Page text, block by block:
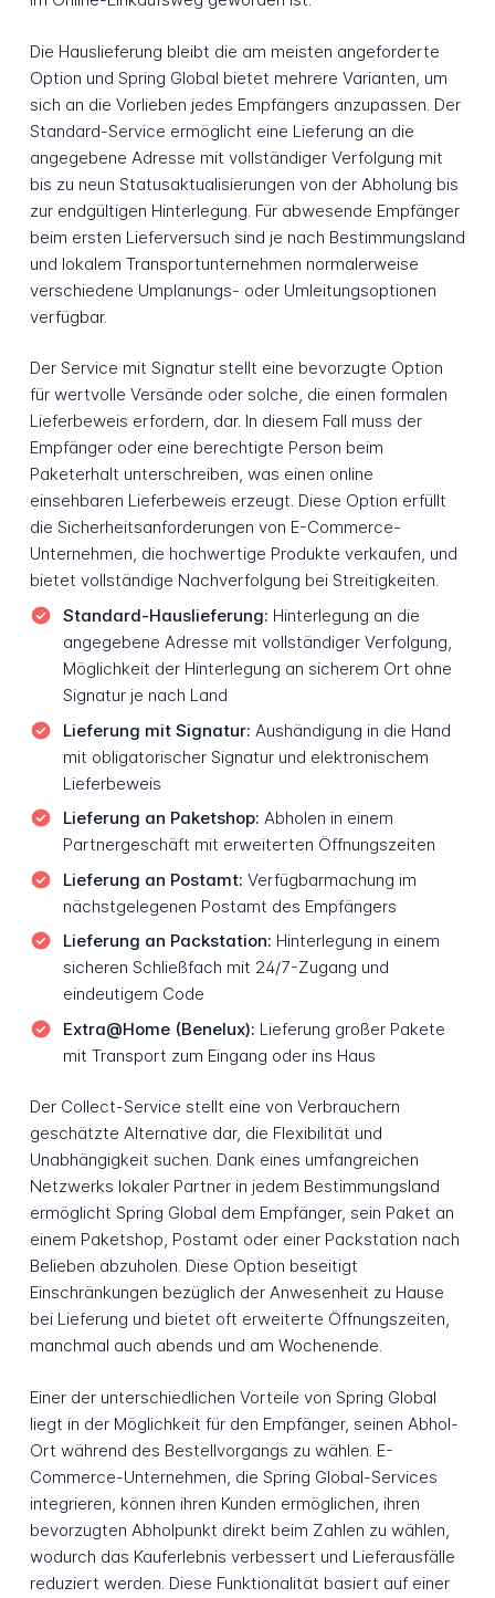
Die Hauslieferung bleibt die am meisten angeforderte
Option und Spring Global bietet mehrere Varianten, um
sich an die Vorlieben jedes Empfängers anzupassen. Der
Standard-Service ermöglicht eine Lieferung an die
angegebene Adresse mit vollständiger Verfolgung mit
bis zu neun Statusaktualisierungen von der Abholung bis
zur endgültigen Hinterlegung. Für abwesende Empfänger
beim ersten Lieferversuch sind je nach Bestimmungsland
und lokalem Transportunternehmen normalerweise
verschiedene Umplanungs- oder Umleitungsoptionen
verfügbar.
Der Service mit Signatur stellt eine bevorzugte Option
für wertvolle Versände oder solche, die einen formalen
Lieferbeweis erfordern, dar. In diesem Fall muss der
Empfänger oder eine berechtigte Person beim
Paketerhalt unterschreiben, was einen online
einsehbaren Lieferbeweis erzeugt. Diese Option erfüllt
die Sicherheitsanforderungen von E-Commerce-
Unternehmen, die hochwertige Produkte verkaufen, und
bietet vollständige Nachverfolgung bei Streitigkeiten.
Standard-Hauslieferung: Hinterlegung an die
angegebene Adresse mit vollständiger Verfolgung,
Möglichkeit der Hinterlegung an sicherem Ort ohne
Signatur je nach Land
Lieferung mit Signatur: Aushändigung in die Hand
mit obligatorischer Signatur und elektronischem
Lieferbeweis
Lieferung an Paketshop: Abholen in einem
Partnergeschäft mit erweiterten Öffnungszeiten
Lieferung an Postamt: Verfügbarmachung im
nächstgelegenen Postamt des Empfängers
Lieferung an Packstation: Hinterlegung in einem
sicheren Schließfach mit 24/7-Zugang und
eindeutigem Code
Extra@Home (Benelux): Lieferung großer Pakete
mit Transport zum Eingang oder ins Haus
Der Collect-Service stellt eine von Verbrauchern
geschätzte Alternative dar, die Flexibilität und
Unabhängigkeit suchen. Dank eines umfangreichen
Netzwerks lokaler Partner in jedem Bestimmungsland
ermöglicht Spring Global dem Empfänger, sein Paket an
einem Paketshop, Postamt oder einer Packstation nach
Belieben abzuholen. Diese Option beseitigt
Einschränkungen bezüglich der Anwesenheit zu Hause
bei Lieferung und bietet oft erweiterte Öffnungszeiten,
manchmal auch abends und am Wochenende.
Einer der unterschiedlichen Vorteile von Spring Global
liegt in der Möglichkeit für den Empfänger, seinen Abhol-
Ort während des Bestellvorgangs zu wählen. E-
Commerce-Unternehmen, die Spring Global-Services
integrieren, können ihren Kunden ermöglichen, ihren
bevorzugten Abholpunkt direkt beim Zahlen zu wählen,
wodurch das Kauferlebnis verbessert und Lieferausfälle
reduziert werden. Diese Funktionalität basiert auf einer